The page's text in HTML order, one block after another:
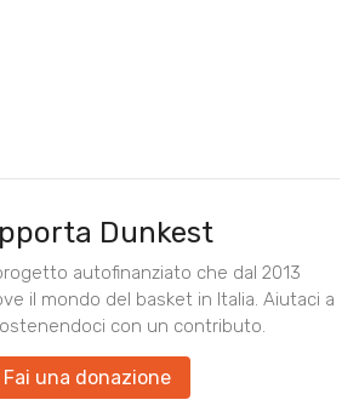
Dunkest
autofinanziato che dal 2013
il mondo del basket in Italia. Aiutaci a
con un contributo.
Fai una donazione